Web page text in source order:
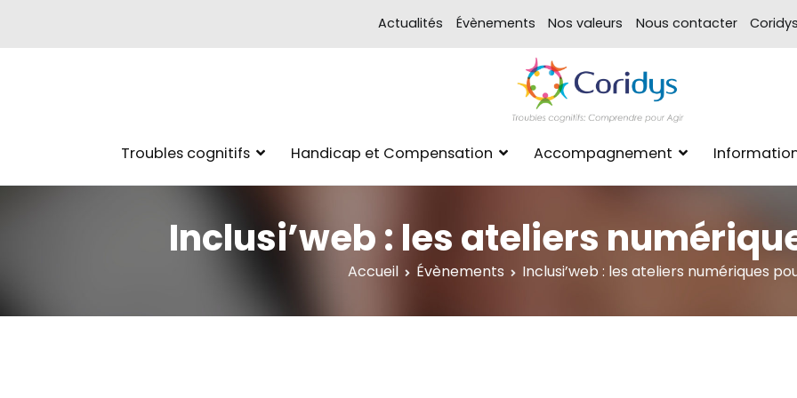
Actualités Évènements Nos valeurs Nous contacter
xpertise
Troubles cognitifs Handicap et Compensation Accompagnement
Inclusi’web : les ateliers
Accueil Évènements Inclusi’web : les ateliers numériques